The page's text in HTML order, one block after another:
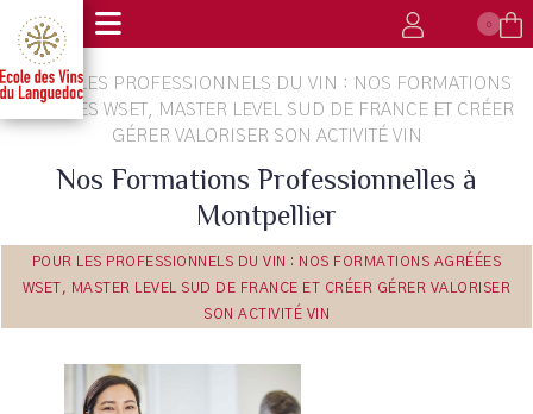
0
POUR LES PROFESSIONNELS DU VIN : NOS FORMATIONS
AGRÉÉES WSET, MASTER LEVEL SUD DE FRANCE ET CRÉER
GÉRER VALORISER SON ACTIVITÉ VIN
Nos Formations Professionnelles à
Montpellier
POUR LES PROFESSIONNELS DU VIN : NOS FORMATIONS AGRÉÉES
WSET, MASTER LEVEL SUD DE FRANCE ET CRÉER GÉRER VALORISER
SON ACTIVITÉ VIN